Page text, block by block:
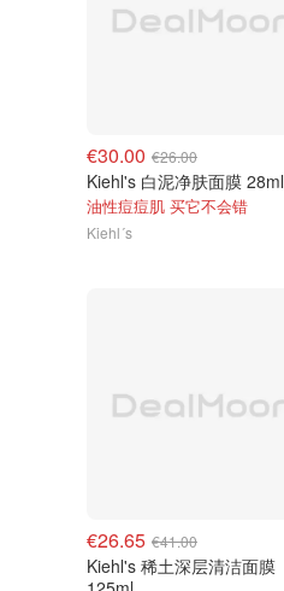
€30.00 €26.00
Kiehl's 白泥净肤面膜 28ml
油性痘痘肌 买它不会错
Kiehl´s
€26.65 €41.00
Kiehl's 稀土深层清洁面膜